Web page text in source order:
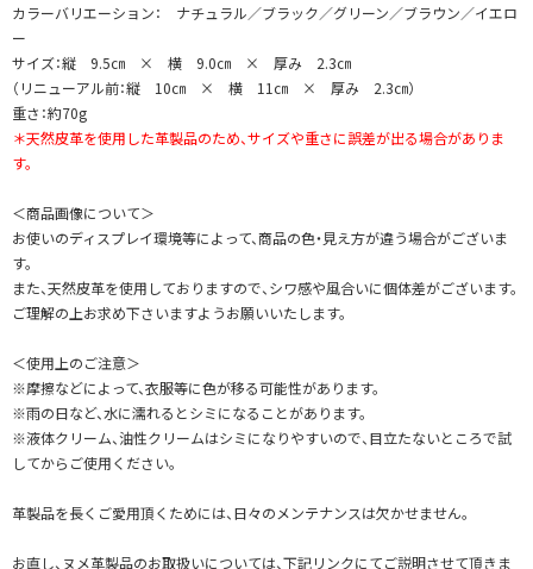
カラーバリエーション： ナチュラル／ブラック／グリーン／ブラウン／イエロ
ー
サイズ：縦 9.5㎝ × 横 9.0㎝ × 厚み 2.3㎝
（リニューアル前：縦 10㎝ × 横 11㎝ × 厚み 2.3㎝）
重さ：約70g
＊天然皮革を使用した革製品のため、サイズや重さに誤差が出る場合がありま
す。
＜商品画像について＞
お使いのディスプレイ環境等によって、商品の色・見え方が違う場合がございま
す。
また、天然皮革を使用しておりますので、シワ感や風合いに個体差がございます。
ご理解の上お求め下さいますようお願いいたします。
＜使用上のご注意＞
※摩擦などによって、衣服等に色が移る可能性があります。
※雨の日など、水に濡れるとシミになることがあります。
※液体クリーム、油性クリームはシミになりやすいので、目立たないところで試
してからご使用ください。
革製品を長くご愛用頂くためには、日々のメンテナンスは欠かせません。
お直し、ヌメ革製品のお取扱いについては、下記リンクにてご説明させて頂きま